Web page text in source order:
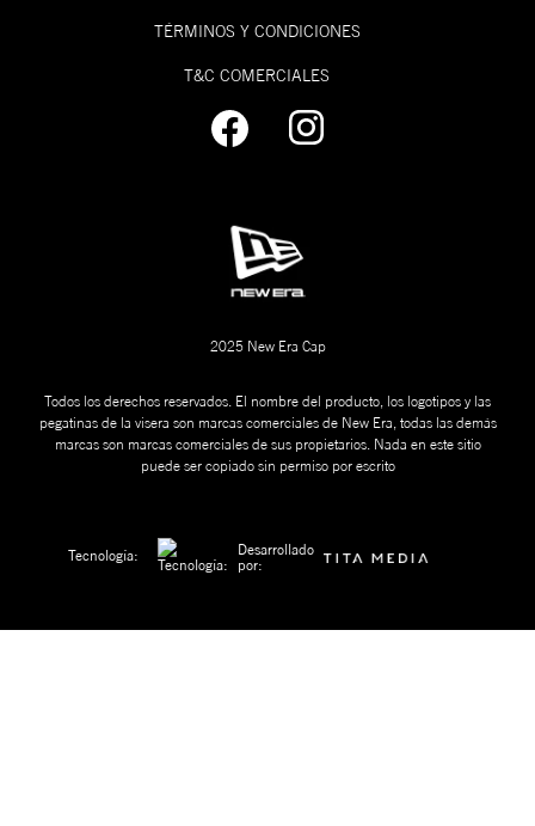
TÉRMINOS Y CONDICIONES
T&C COMERCIALES
2025 New Era Cap
Todos los derechos reservados. El nombre del producto, los logotipos y las
pegatinas de la visera son marcas comerciales de New Era, todas las demás
marcas son marcas comerciales de sus propietarios. Nada en este sitio
puede ser copiado sin permiso por escrito
Tecnología:
Desarrollado
por: